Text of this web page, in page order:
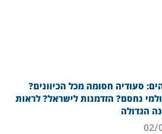
סעודיה חסומה מכל הכיוונים?
נחסם? הזדמנות לישראל? לראות
הגדולה